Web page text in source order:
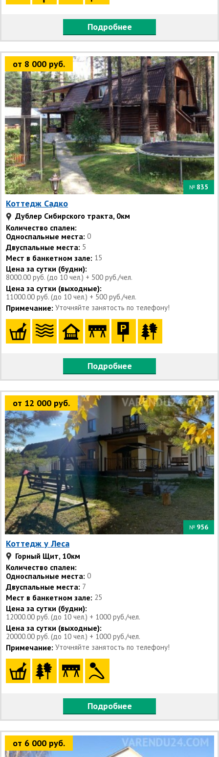
Подробнее
от 8 000 руб.
№ 835
Коттедж Садко
Дублер Сибирского тракта, 0км
Количество спален:
Односпальные места: 0
Двуспальные места: 5
Мест в банкетном зале: 15
Цена за сутки (будни):
8000.00 руб. (до 10 чел.) + 500 руб./чел.
Цена за сутки (выходные):
11000.00 руб. (до 10 чел.) + 500 руб./чел.
Примечание: Уточняйте занятость по телефону!
Подробнее
от 12 000 руб.
№ 956
Коттедж у Леса
Горный Щит, 10км
Количество спален:
Односпальные места: 0
Двуспальные места: 7
Мест в банкетном зале: 25
Цена за сутки (будни):
12000.00 руб. (до 10 чел.) + 1000 руб./чел.
Цена за сутки (выходные):
20000.00 руб. (до 10 чел.) + 1000 руб./чел.
Примечание: Уточняйте занятость по телефону!
Подробнее
от 6 000 руб.